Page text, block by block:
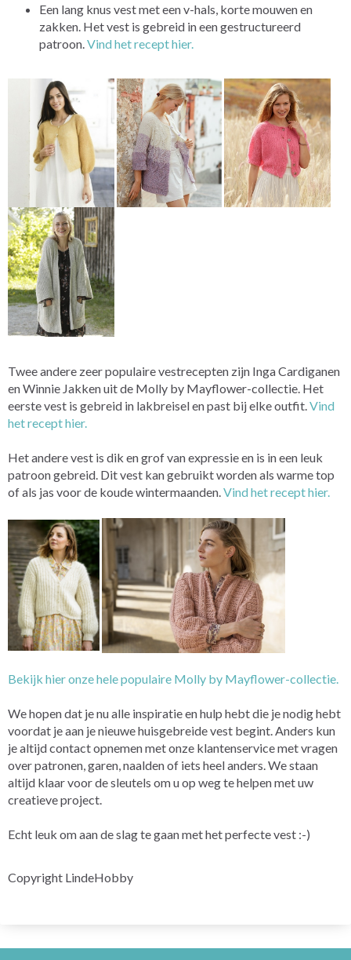
Een lang knus vest met een v-hals, korte mouwen en
zakken. Het vest is gebreid in een gestructureerd
patroon. Vind het recept hier.
Twee andere zeer populaire vestrecepten zijn Inga Cardiganen
en Winnie Jakkenuit de Molly by Mayflower-collectie. Het
eerste vest is gebreid in lakbreisel en past bij elke outfit.Vind
het recept hier.
Het andere vest is dik en grof van expressie en is in een leuk
patroon gebreid. Dit vest kan gebruikt worden als warme top
of als jas voor de koude wintermaanden.Vind het recept hier.
Bekijk hier onze hele populaire Molly by Mayflower-collectie.
We hopen dat je nu alle inspiratie en hulp hebt die je nodig hebt
voordat je aan je nieuwe huisgebreide vest begint. Anders kun
je altijd contact opnemen met onze klantenservice met vragen
over patronen, garen, naalden of iets heel anders. We staan
altijd klaar voor de sleutels om u op weg te helpen met uw
creatieve project.
Echt leuk om aan de slag te gaan met het perfecte vest :-)
Copyright LindeHobby